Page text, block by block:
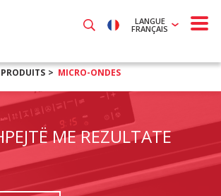
LANGUE
FRANÇAIS
PRODUITS MICRO-ONDES
ME REZULTATE